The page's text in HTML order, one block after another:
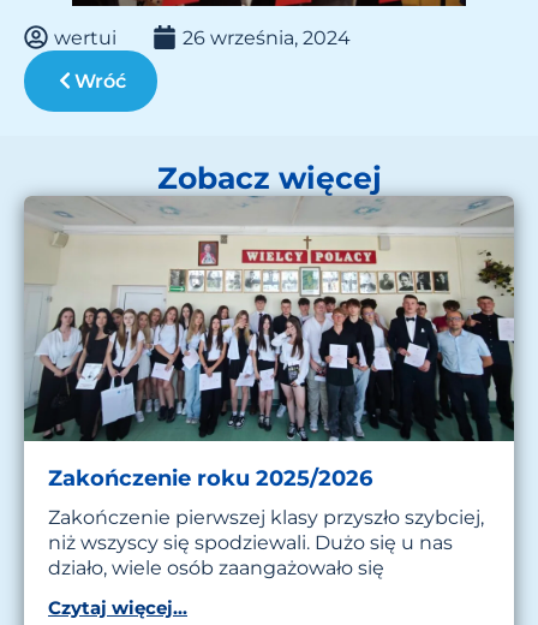
wertui
26 września, 2024
Wróć
Zobacz więcej
Zakończenie roku 2025/2026
Zakończenie pierwszej klasy przyszło szybciej,
niż wszyscy się spodziewali. Dużo się u nas
działo, wiele osób zaangażowało się
Czytaj więcej...